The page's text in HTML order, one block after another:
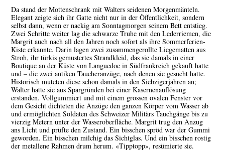
Da stand der Mottenschrank mit Walters seidenen Morgenmänteln.
Elegant zeigte sich ihr Gatte nicht nur in der Öffentlichkeit, sondern
selbst dann, wenn er nackig am Sonntagmorgen seinem Bett entstieg.
Zwei Schritte weiter lag die schwarze Truhe mit den Lederriemen, die
Margrit auch nach all den Jahren noch sofort als ihre Sommerferien-
Kiste erkannte. Darin lagen zwei zusammengerollte Liegematten aus
Stroh, ihr türkis gemustertes Strandkleid, das sie damals in einer
Boutique an der Küste von Languedoc in Südfrankreich gekauft hatte
und – die zwei antiken Taucheranzüge, nach denen sie gesucht hatte.
Historisch muteten diese schon damals in den Siebzigerjahren an;
Walter hatte sie aus Spargründen bei einer Kasernenauflösung
erstanden. Vollgummiert und mit einem grossen ovalen Fenster vor
dem Gesicht dichteten die Anzüge den ganzen Körper vom Wasser ab
und ermöglichten Soldaten des Schweizer Militärs Tauchgänge bis zu
vierzig Metern unter der Wasseroberfläche. Margrit trug den Anzug
ans Licht und prüfte den Zustand. Ein bisschen spröd war der Gummi
geworden. Ein bisschen milchig das Sichtglas. Und ein bisschen rostig
der metallene Rahmen drum herum. «Tipptopp», resümierte sie.